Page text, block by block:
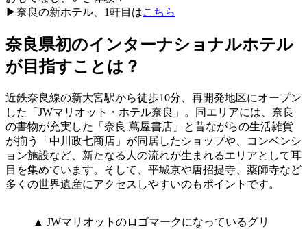
▶奈良の新ホテル、1軒目はこちら
奈良県初のインターナショナルホテル
が目指すことは？
近鉄奈良線の新大宮駅から徒歩10分、再開発地区にオープン
した「JWマリオット・ホテル奈良」。同エリアには、奈良
の書物が充実した「奈良 蔦屋書店」と昔ながらの生活雑貨
が揃う「中川政七商店」が同居したショップや、コンベンシ
ョン施設など、新たなる人の流れが生まれるエリアとして耳
目を集めています。そして、平城京や唐招提寺、薬師寺など
多くの世界遺産にアクセスしやすいのもポイントです。
▲ JWマリオットのロゴマークになっているグリ